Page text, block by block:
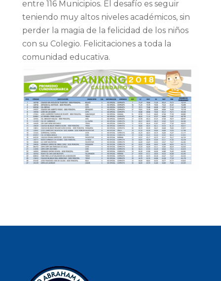
entre 116 Municipios. El desafío es seguir
teniendo muy altos niveles académicos, sin
perder la magia de la felicidad de los niños
con su Colegio. Felicitaciones a toda la
comunidad educativa.